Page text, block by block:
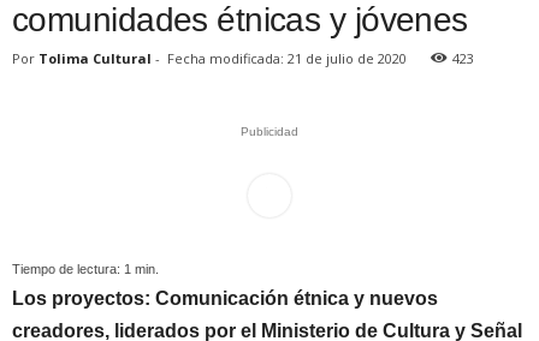
comunidades étnicas y jóvenes
Por Tolima Cultural - Fecha modificada: 21 de julio de 2020 423
Publicidad
Tiempo de lectura: 1 min.
Los proyectos: Comunicación étnica y nuevos
creadores, liderados por el Ministerio de Cultura y Señal